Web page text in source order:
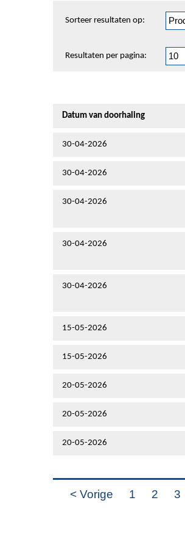
en
Sorteer resultaten op:
Resultaten per pagina:
Datum van doorhaling
30-04-2026
30-04-2026
30-04-2026
30-04-2026
30-04-2026
15-05-2026
15-05-2026
20-05-2026
20-05-2026
20-05-2026
< Vorige 1 2 3